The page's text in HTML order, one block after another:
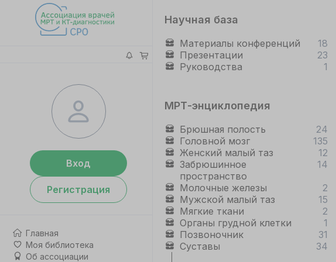
Вход
Регистрация
Главная
Моя библиотека
Об ассоциации
Научная база
Материалы конференций
18
Презентации
23
Руководства
1
МРТ-энциклопедия
Брюшная полость
24
Головной мозг
135
Женский малый таз
12
Забрюшинное
пространство
14
Молочные железы
2
Мужской малый таз
15
Мягкие ткани
2
Органы грудной клетки
1
Позвоночник
31
Суставы
34